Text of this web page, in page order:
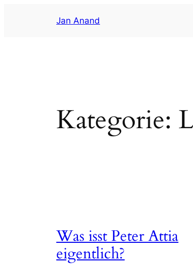
Jan Anand
Kategorie:
Was isst Peter Attia
eigentlich?